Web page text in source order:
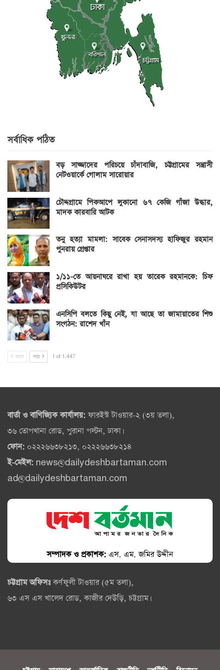
সর্বাধিক পঠিত
বড় সাজ্জাদের পরিচয়ে চাঁদাবাজি, চট্টগ্রামের সন্ত্রাসী
নেটওয়ার্কে গোলাম সারোয়ার
চৌদ্দগ্রামে পিকআপে লুকানো ৬৭ কেজি গাঁজা উদ্ধার,
মাদক কারবারি আটক
তনু হত্যা মামলা: সাবেক সেনাসদস্য হাফিজুর রহমান
পুনরায় গ্রেপ্তার
১/১১-তে আয়নাঘরে রাখা হয় তারেক রহমানকে: চিফ
প্রসিকিউটর
এনসিপি বলতে কিছু নেই, যা আছে তা জামায়াতের শিশু
সংগঠন: রাশেদ খাঁন
আগে পরে 1 of 1,447
বার্তা ও বাণিজ্যিক কার্যালয়:ফারইস্ট টাওয়ার-২ (৩য় তলা),
৩৬ তোপখানা রোড, পুরানা পল্টন, ঢাকা।
ফোন: ০২২২৬৬৩৮২১৩, ০২২২৬৬৩৮২১৪
ই-মেইল: news@dailydeshbartaman.com
ad@dailydeshbartaman.com
সম্পাদক ও প্রকাশক: এস. এম. জমির উদ্দীন
চট্টগ্রাম অফিসঃকর্ণফুলী টাওয়ার (৫ম তলা),
৬৩ এস এস খালেদ রোড, কাজীর দেউড়ি, চট্টগ্রাম।